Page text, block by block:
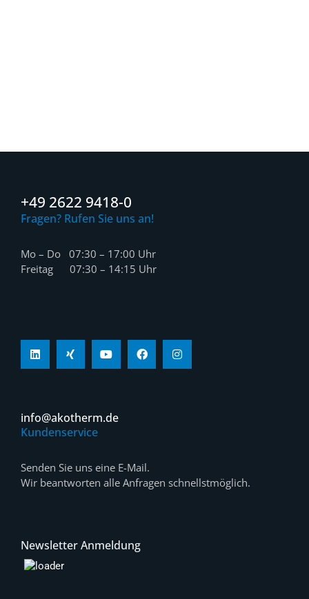
+49 2622 9418-0
Fragen? Rufen Sie uns an!
Mo – Do 07:30 – 17:00 Uhr
Freitag 07:30 – 14:15 Uhr
info@akotherm.de
Kundenservice
Senden Sie uns eine E-Mail.
Wir beantworten alle Anfragen schnellstmöglich.
Newsletter Anmeldung